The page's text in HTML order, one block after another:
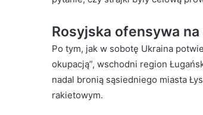
Rosyjska ofensywa
Po tym, jak w sobotę Ukraina
okupacją”, wschodni region
nadal bronią sąsiedniego miasta
rakietowym.